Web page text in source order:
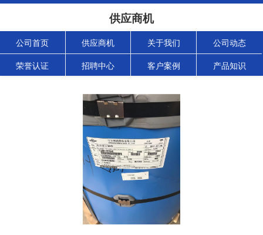
供应商机
公司首页 供应商机 关于我们 公司动态
荣誉认证 招聘中心 客户案例 产品知识